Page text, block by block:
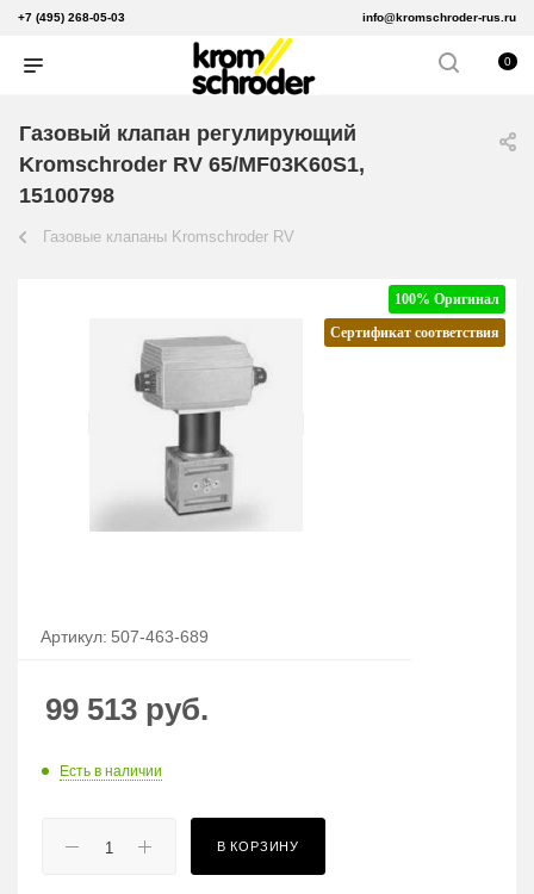
+7 (495) 268-05-03 info@kromschroder-rus.ru
0
Газовый клапан регулирующий
Kromschroder RV 65/MF03K60S1,
15100798
Газовые клапаны Kromschroder RV
100% Оригинал
Сертификат соответствия
Артикул: 507-463-689
99 513 руб.
Есть в наличии
В КОРЗИНУ